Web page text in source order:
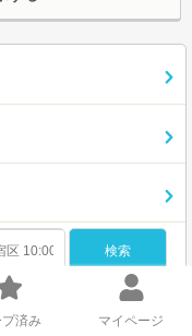
メールで新着を受け取る
プ済み マイページ